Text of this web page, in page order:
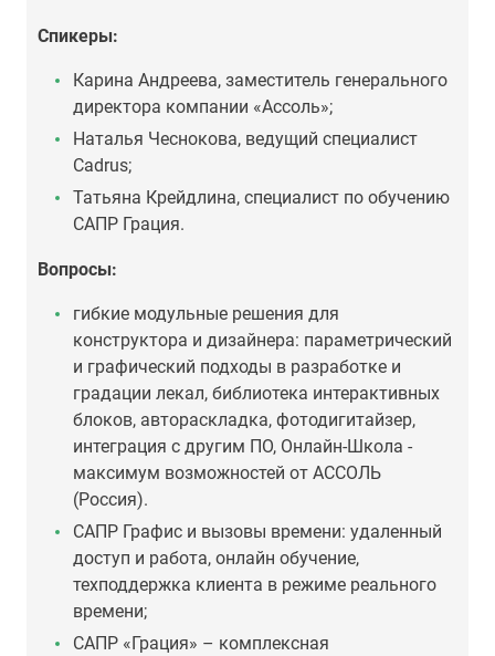
Спикеры:
Карина Андреева, заместитель генерального
директора компании «Ассоль»;
Наталья Чеснокова, ведущий специалист
Cadrus;
Татьяна Крейдлина, специалист по обучению
САПР Грация.
Вопросы:
гибкие модульные решения для
конструктора и дизайнера: параметрический
и графический подходы в разработке и
градации лекал, библиотека интерактивных
блоков, автораскладка, фотодигитайзер,
интеграция с другим ПО, Онлайн-Школа -
максимум возможностей от АССОЛЬ
(Россия).
САПР Графис и вызовы времени: удаленный
доступ и работа, онлайн обучение,
техподдержка клиента в режиме реального
времени;
САПР «Грация» – комплексная